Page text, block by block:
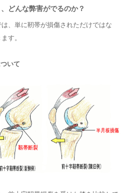
どんな弊害がでるのか？
、単に靭帯が損傷されただけではな
す。
いて